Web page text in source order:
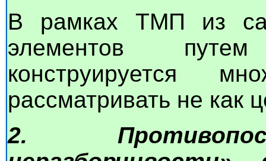
В рамках ТМП из
элементов
конструируется
рассматривать не как
2.